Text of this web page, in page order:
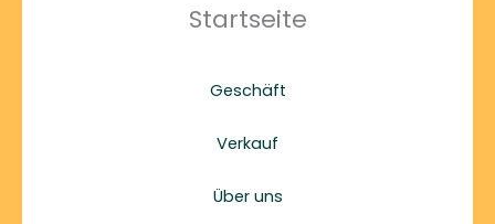
Startseite
Geschäft
Verkauf
Über uns